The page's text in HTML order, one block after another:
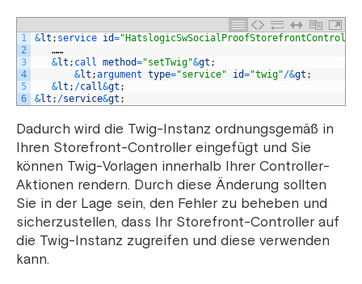
1
2
3
4
5
6
&lt ; service id=
……
&lt ; call method="setTwig"&gt ;
&lt ;argument type="service" id="twig"/&gt ;
&lt ; /call&gt ;
&lt ; /service&gt ;
Dadurch wird die Twig-Instanz ordnungsgemäß in
Ihren Storefront-Controller eingefügt und Sie
können Twig-Vorlagen innerhalb Ihrer Controller-
Aktionen rendern. Durch diese Änderung sollten
Sie in der Lage sein, den Fehler zu beheben und
sicherzustellen, dass Ihr Storefront-Controller auf
die Twig-Instanz zugreifen und diese verwenden
kann.